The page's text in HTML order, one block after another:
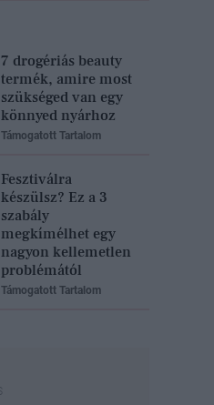
7 drogériás beauty
termék, amire most
szükséged van egy
könnyed nyárhoz
Támogatott Tartalom
Fesztiválra
készülsz? Ez a 3
szabály
megkímélhet egy
nagyon kellemetlen
problémától
Támogatott Tartalom